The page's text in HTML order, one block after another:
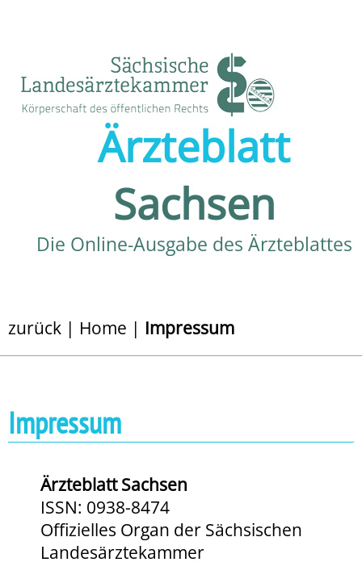
Ärzteblatt
Sachsen
Die Online-Ausgabe des Ärzteblattes
zurück | Home | Impressum
Impressum
Ärzteblatt Sachsen
ISSN: 0938-8474
Offizielles Organ der Sächsischen
Landesärztekammer